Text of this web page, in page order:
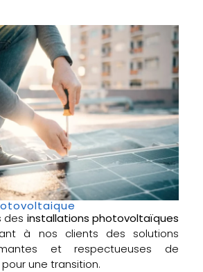
des installations photovoltaïques
à nos clients des solutions
et respectueuses de
une transition.